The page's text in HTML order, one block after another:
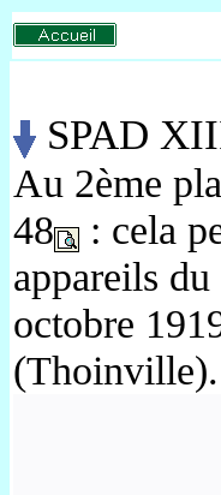
SPAD
Au 2ème
48
: cela
appareils
octobre
(Thoinville).